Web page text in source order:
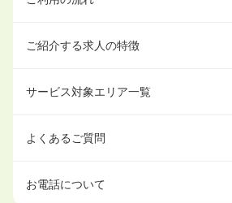
ご紹介する求人の特徴
サービス対象エリア一覧
よくあるご質問
お電話について